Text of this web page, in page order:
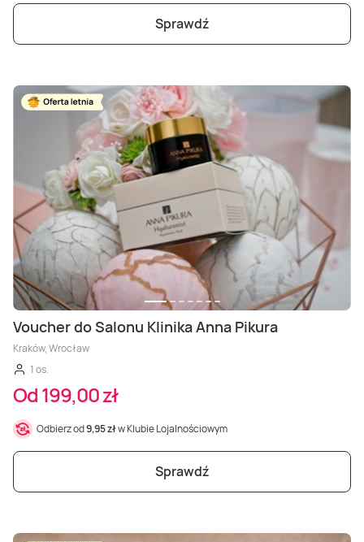
Sprawdź
Voucher do Salonu Klinika Anna Pikura
Kraków, Wrocław
1 os.
Od 199,00 zł
Odbierz od9,95 złw Klubie Lojalnościowym
Sprawdź